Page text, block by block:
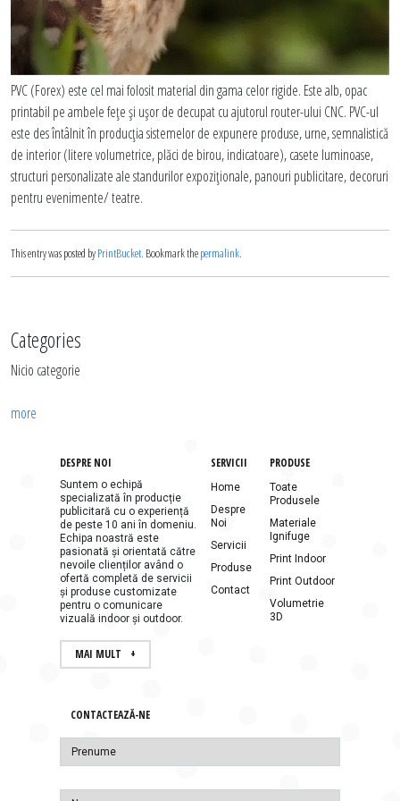
PVC (Forex) este cel mai folosit material din gama celor rigide. Este alb, opac
printabil pe ambele fețe și ușor de decupat cu ajutorul router-ului CNC. PVC-ul
este des întâlnit în producția sistemelor de expunere produse, urne, semnalistică
de interior (litere volumetrice, plăci de birou, indicatoare), casete luminoase,
structuri personalizate ale standurilor expoziționale, panouri publicitare, decoruri
pentru evenimente/ teatre.
This entry was posted byPrintBucket. Bookmark thepermalink.
Categories
Nicio categorie
more
DESPRE NOI
Suntem o echipă
specializată în producție
publicitară cu o experiență
de peste 10 ani în domeniu.
Echipa noastră este
pasionată și orientată către
nevoile clienților având o
ofertă completă de servicii
și produse customizate
pentru o comunicare
vizuală indoor și outdoor.
MAI MULT
SERVICII
Home
Despre
Noi
Servicii
Produse
Contact
PRODUSE
Toate
Produsele
Materiale
Ignifuge
Print Indoor
Print Outdoor
Volumetrie
3D
CONTACTEAZĂ-NE